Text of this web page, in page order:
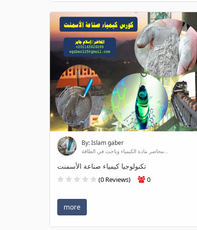
By: Islam gaber
تكنولوجيا كيمياء صناعة الأسمنت
(0 Reviews) 0
more